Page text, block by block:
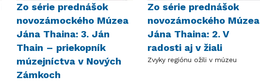
Zo série prednášok
novozámockého Múzea
Jána Thaina: 3. Ján
Thain – priekopník
múzejníctva v Nových
Zámkoch
Zo série prednášok
novozámockého Múzea
Jána Thaina: 2. V
radosti aj v žiali
Zvyky regiónu ožili v múzeu